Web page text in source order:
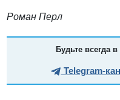
Роман Перл
Будьте всегда
Telegram-